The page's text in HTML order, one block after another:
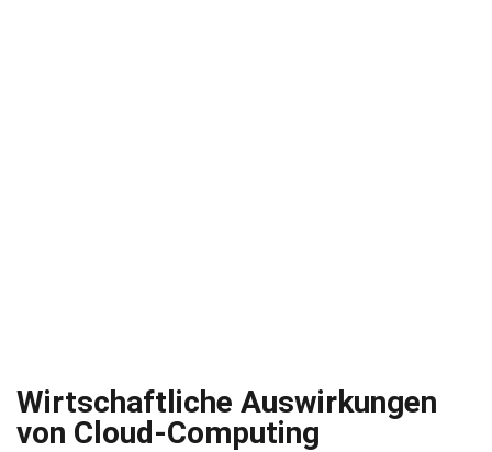
Wirtschaftliche Auswirkungen
von Cloud-Computing